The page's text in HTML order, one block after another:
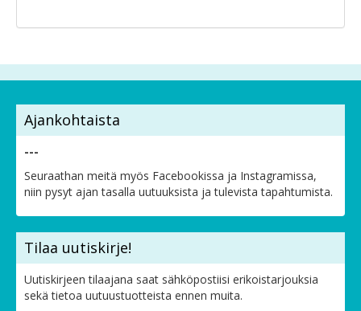
Ajankohtaista
---
Seuraathan meitä myös Facebookissa ja Instagramissa,
niin pysyt ajan tasalla uutuuksista ja tulevista tapahtumista.
Tilaa uutiskirje!
Uutiskirjeen tilaajana saat sähköpostiisi erikoistarjouksia
sekä tietoa uutuustuotteista ennen muita.